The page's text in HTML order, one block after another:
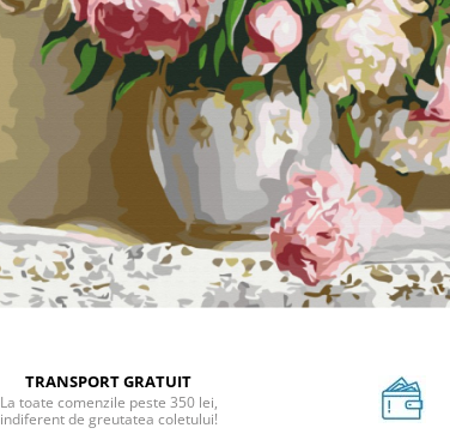
Facebook
TRANSPORT GRATUIT
La toate comenzile peste 350 lei,
indiferent de greutatea coletului!